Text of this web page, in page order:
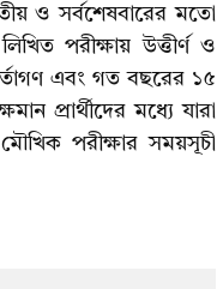
ও সর্বশেষবারের মতো
পরীক্ষায় উত্তীর্ণ ও
এবং গত বছরের ১৫
প্রার্থীদের মধ্যে যারা
মৌখিক পরীক্ষার সময়সূচী